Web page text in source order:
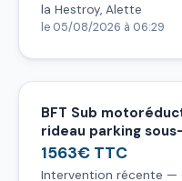
la Hestroy, Alette
le 05/08/2026 à 06:29
BFT Sub
rideau parking
1563€ TTC
Intervention récente —